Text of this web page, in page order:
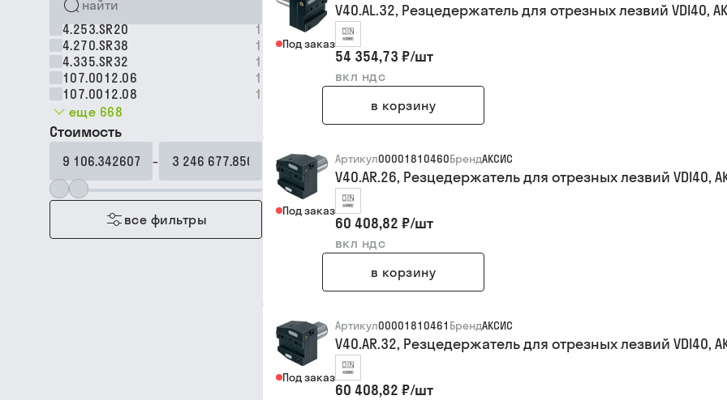
4.253.SR20
1
4.270.SR38
1
4.335.SR32
1
107.0012.06
1
107.0012.08
1
еще 668
Стоимость
–
все фильтры
Под заказ
V40.AL.32, Резцедержатель для отрезных лезвий VDI40,
54 354,73 ₽/шт
вкл ндс
в корзину
Под заказ
Артикул00001810460БрендАКСИС
V40.AR.26, Резцедержатель для отрезных лезвий VDI40,
60 408,82 ₽/шт
вкл ндс
в корзину
Под заказ
Артикул00001810461 БрендАКСИС
V40.AR.32, Резцедержатель для отрезных лезвий VDI40,
60 408,82 ₽/шт